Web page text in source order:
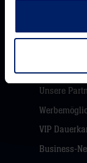
Unsere
VIP
Business-